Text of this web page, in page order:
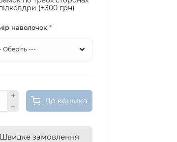
(+300 грн)
наволочок *
До кошика
Швидке замовлення